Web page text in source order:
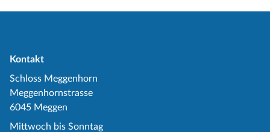
Kontakt
Schloss Meggenhorn
Meggenhornstrasse
6045 Meggen
Mittwoch bis Sonntag